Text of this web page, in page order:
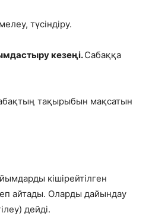
түсіндіру.
кезеңі.Сабаққа
тақырыбын мақсатын
кішірейтілген
айтады. Оларды дайындау
дейді.